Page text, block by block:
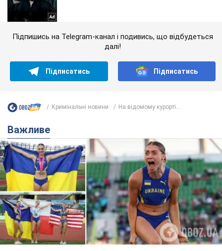
Підпишись на Telegram-канал і подивись, що відбудеться
далі!
Підписатись Підписатись
Кримінальні новини На відомому курорті...
Важливе